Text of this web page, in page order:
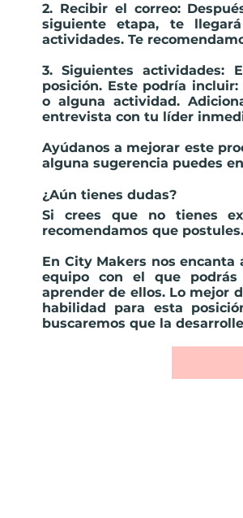
2. Recibir el correo:
siguiente etapa, te
actividades. Te
3. Siguientes actividades:
posición. Este podría
o alguna actividad.
entrevista con tu líder
Ayúdanos a mejorar este
alguna sugerencia puedes
¿Aún tienes dudas?
Si crees que no tienes
recomendamos que postules.
En City Makers nos encanta
equipo con el que
aprender de ellos. Lo mejor
habilidad para esta
buscaremos que la